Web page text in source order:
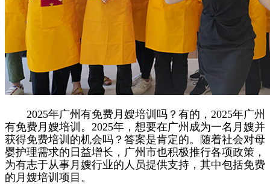
2025年广州有免费月嫂培训吗？有的，2025年广州
有免费月嫂培训。2025年，想要在广州成为一名月嫂并
获得免费培训的机会吗？答案是肯定的。随着社会对母
婴护理需求的日益增长，广州市也积极推行各项政策，
为有志于从事月嫂行业的人员提供支持，其中包括免费
的月嫂培训项目。